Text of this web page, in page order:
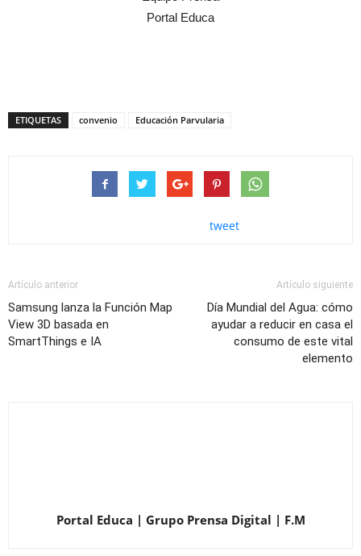
Portal Educa
ETIQUETAS convenio Educación Parvularia
tweet
Artículo anterior
Samsung lanza la Función Map
View 3D basada en
SmartThings e IA
Artículo siguiente
Día Mundial del Agua: cómo
ayudar a reducir en casa el
consumo de este vital
elemento
Portal Educa | Grupo Prensa Digital | F.M